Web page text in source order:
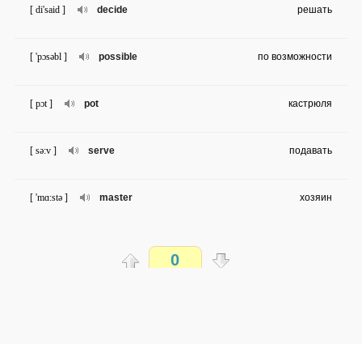
decide
[ di'said ] решать
possible
[ 'pɔsəbl ] по возможности
pot
[ pɔt ] кастрюля
serve
[ sə:v ] подавать
master
[ 'mɑ:stə ] хозяин
0